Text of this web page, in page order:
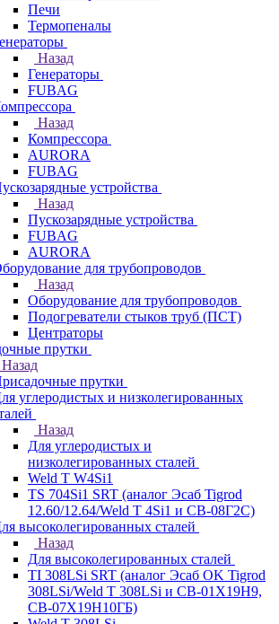
Печи
Термопеналы
Назад
Генераторы
FUBAG
Назад
Компрессора
AURORA
FUBAG
устройства
Назад
Пускозарядные устройства
FUBAG
AURORA
для трубопроводов
Назад
Оборудование для трубопроводов
Подогреватели стыков труб (ПСТ)
Центраторы
прутки
Назад
прутки
углеродистых и низколегированных
Назад
Для углеродистых и
низколегированных сталей
Weld T W4Si1
TS 704Si1 SRT (аналог Эсаб Tigrod
12.60/12.64/Weld T 4Si1 и СВ-08Г2С)
высоколегированных сталей
Назад
Для высоколегированных сталей
TI 308LSi SRT (аналог Эсаб OK Tigrod
308LSi/Weld T 308LSi и СВ-01Х19Н9,
СВ-07Х19Н10ГБ)